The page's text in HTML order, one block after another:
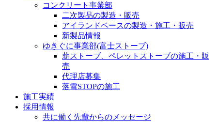
コンクリート事業部
二次製品の製造・販売
アイランドベースの製造・施工・販売
新製品情報
ゆきぐに事業部(富士ストーブ)
薪ストーブ、ペレットストーブの施工・販
売
代理店募集
落雪STOPの施工
施工実績
採用情報
共に働く先輩からのメッセージ